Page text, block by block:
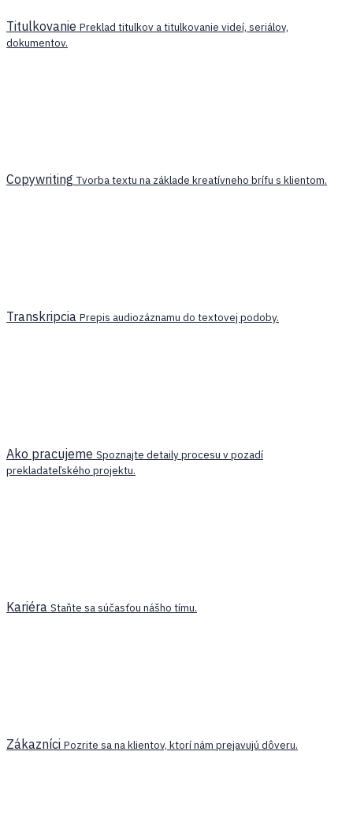
Titulkovanie Preklad titulkov a titulkovanie videí, seriálov,
dokumentov.
Copywriting Tvorba textu na základe kreatívneho brífu s klientom.
Transkripcia Prepis audiozáznamu do textovej podoby.
Ako pracujeme Spoznajte detaily procesu v pozadí
prekladateľského projektu.
Kariéra Staňte sa súčasťou nášho tímu.
Zákazníci Pozrite sa na klientov, ktorí nám prejavujú dôveru.